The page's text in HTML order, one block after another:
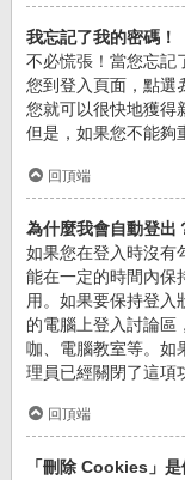
我忘記了我的密碼！
不必慌張！當您忘記
您到登入頁面，點選
您就可以很快地獲得
但是，如果您不能夠
回頂端
為什麼我會自動登出
如果您在登入時沒有
能在一定的時間內保
用。如果要保持登入
的電腦上登入討論區
咖、電腦教室等。如
理員已經關閉了這項
回頂端
「刪除 Cookies」是